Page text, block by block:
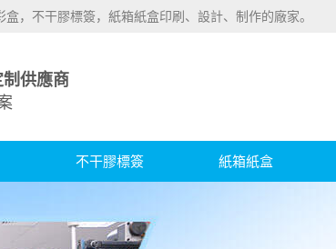
，不干膠標簽，紙箱紙盒印刷、設計、制作的廠家。
制供應商
不干膠標簽 紙箱紙盒